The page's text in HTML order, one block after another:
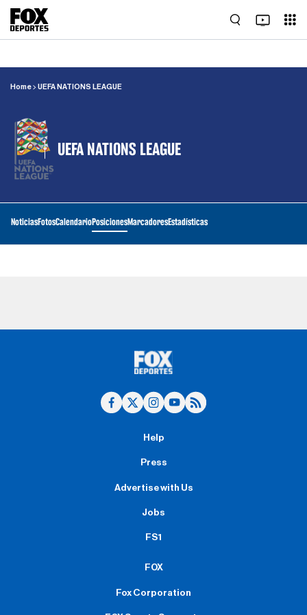
Home UEFA NATIONS LEAGUE
UEFA NATIONS LEAGUE
NoticiasFotosCalendarioPosicionesMarcadoresEstadísticas
Help
Press
Advertise with Us
Jobs
FS1
FOX
Fox Corporation